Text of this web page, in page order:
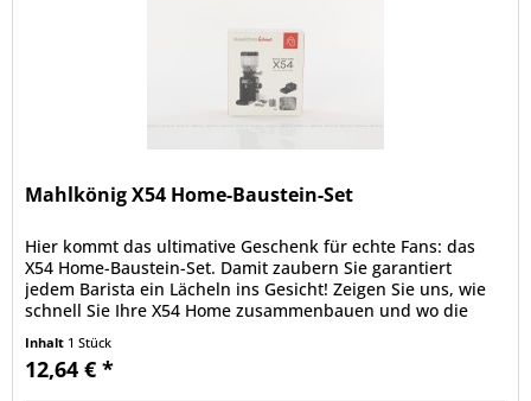
Mahlkönig X54 Home-Baustein-Set
Hier kommt das ultimative Geschenk für echte Fans: das
X54 Home-Baustein-Set. Damit zaubern Sie garantiert
jedem Barista ein Lächeln ins Gesicht! Zeigen Sie uns, wie
schnell Sie Ihre X54 Home zusammenbauen und wo die
Inhalt 1 Stück
12,64 € *